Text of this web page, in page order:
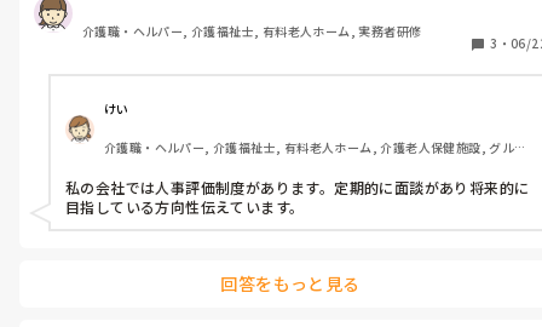
介護職・ヘルパー, 介護福祉士, 有料老人ホーム, 実務者研修
3 ・ 06/
けい
介護職・ヘルパー, 介護福祉士, 有料老人ホーム, 介護老人保健施設, グルー
私の会社では人事評価制度があります。定期的に面談があり将来的に
目指している方向性伝えています。
回答をもっと見る